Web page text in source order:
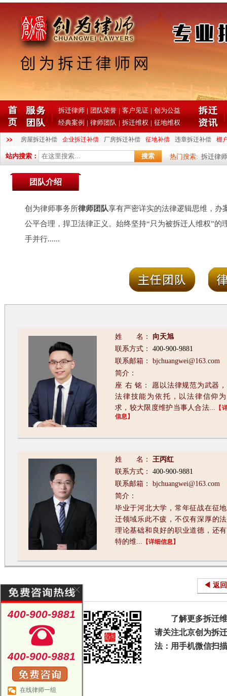
拆迁律师 | 团队荣誉 | 客户见证 | 创为公益
经典案例 | 律师团队 | 拆迁维权 | 征地维权
房屋拆迁补偿 企业拆迁补偿 厂房拆迁补偿 征地补偿 违章拆迁补偿 棚
站内搜索： 热门搜索: 拆迁律师
团队介绍
创为律师事务所律师团队享有严密详实的法律逻辑思维，办
公平合理，捍卫法律正义。始终坚持“只为被拆迁人维权”
手并行......
姓 名： 向天旭
联系方式： 400-900-9881
联系邮箱： bjchuangwei@163.com
简介：
座 右 铭： 愿以法律规范为武器
法律技能为依托，以法律信仰
求，较大限度维护当事人合法... 【
信息】
姓 名： 王丙红
联系方式： 400-900-9881
联系邮箱： bjchuangwei@163.com
简介：
毕业于河北大学，常年征战在征
迁领域乐此不疲，不仅有深厚的
理论基础和良好的职业道德，还
特的维... 【详细信息】
◀ 返
了解更多拆迁
请关注北京创为拆
法：用手机微信扫
400-900-9881
400-900-9881
在线律师一组